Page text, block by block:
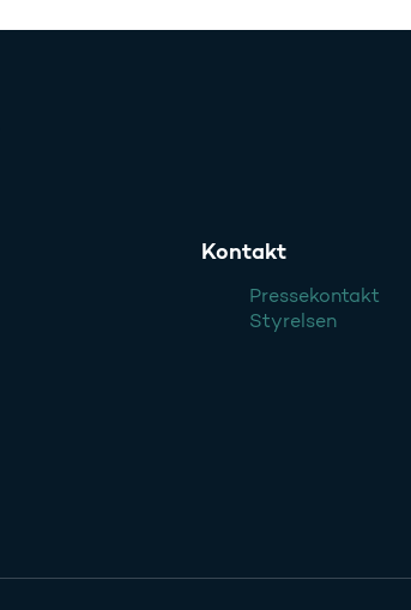
Kontakt
Pressekontakt
Styrelsen